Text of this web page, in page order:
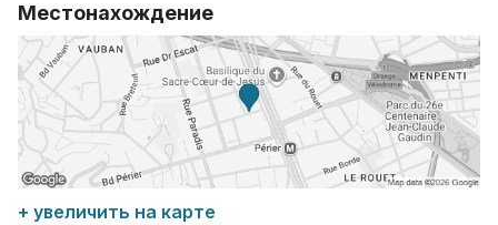
Местонахождение
+ увеличить на карте